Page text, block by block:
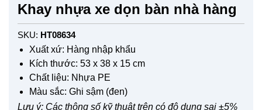
Khay nhựa xe dọn bàn nhà hàng
SKU: HT08634
Xuất xứ: Hàng nhập khẩu
Kích thước: 53 x 38 x 15 cm
Chất liệu: Nhựa PE
Màu sắc: Ghi sậm (đen)
Lưu ý: Các thông số kỹ thuật trên có độ dung sai ±5%